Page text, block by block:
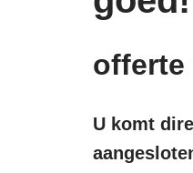
U komt